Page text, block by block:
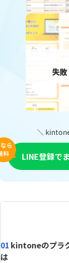
失
＼
ら
料
LINE登録で
kintoneのプラ
は